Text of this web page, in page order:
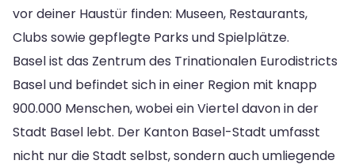
vor deiner Haustür finden: Museen, Restaurants,
Clubs sowie gepflegte Parks und Spielplätze.
Basel ist das Zentrum des Trinationalen Eurodistricts
Basel und befindet sich in einer Region mit knapp
900.000 Menschen, wobei ein Viertel davon in der
Stadt Basel lebt. Der Kanton Basel-Stadt umfasst
nicht nur die Stadt selbst, sondern auch umliegende